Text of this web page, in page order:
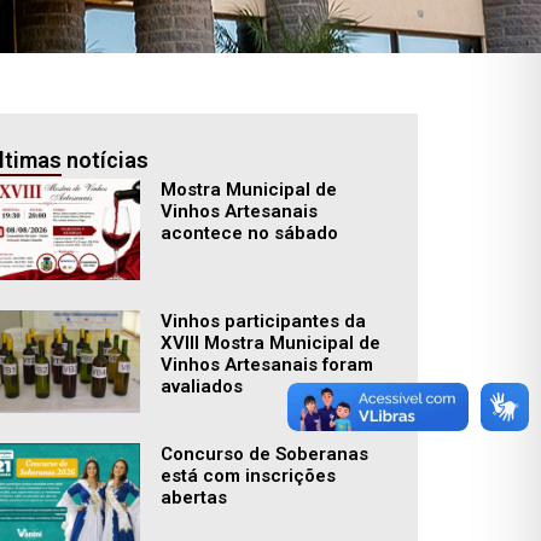
notícias
Mostra Municipal de
Vinhos Artesanais
acontece no sábado
Vinhos participantes da
XVIII Mostra Municipal de
Vinhos Artesanais foram
avaliados
Concurso de Soberanas
está com inscrições
abertas